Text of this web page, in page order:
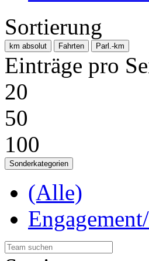
Sortierung
km absolut Fahrten Parl.-km
Einträge pro
20
50
100
Sonderkategorien
(Alle)